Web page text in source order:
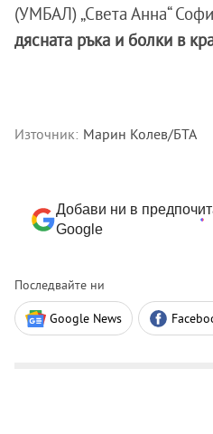
(УМБАЛ) „Света Анна“
дясната ръка и болки в
Източник: Марин Колев/БТА
Добави ни в
Google
Последвайте ни
Google News